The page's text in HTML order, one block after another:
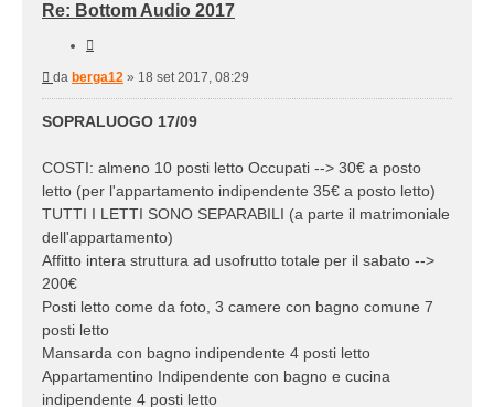
Re: Bottom Audio 2017
Messaggio
da berga12 » 18 set 2017, 08:29
SOPRALUOGO 17/09
COSTI: almeno 10 posti letto Occupati --> 30€ a posto
letto (per l'appartamento indipendente 35€ a posto letto)
TUTTI I LETTI SONO SEPARABILI (a parte il matrimoniale
dell'appartamento)
Affitto intera struttura ad usofrutto totale per il sabato -->
200€
Posti letto come da foto, 3 camere con bagno comune 7
posti letto
Mansarda con bagno indipendente 4 posti letto
Appartamentino Indipendente con bagno e cucina
indipendente 4 posti letto